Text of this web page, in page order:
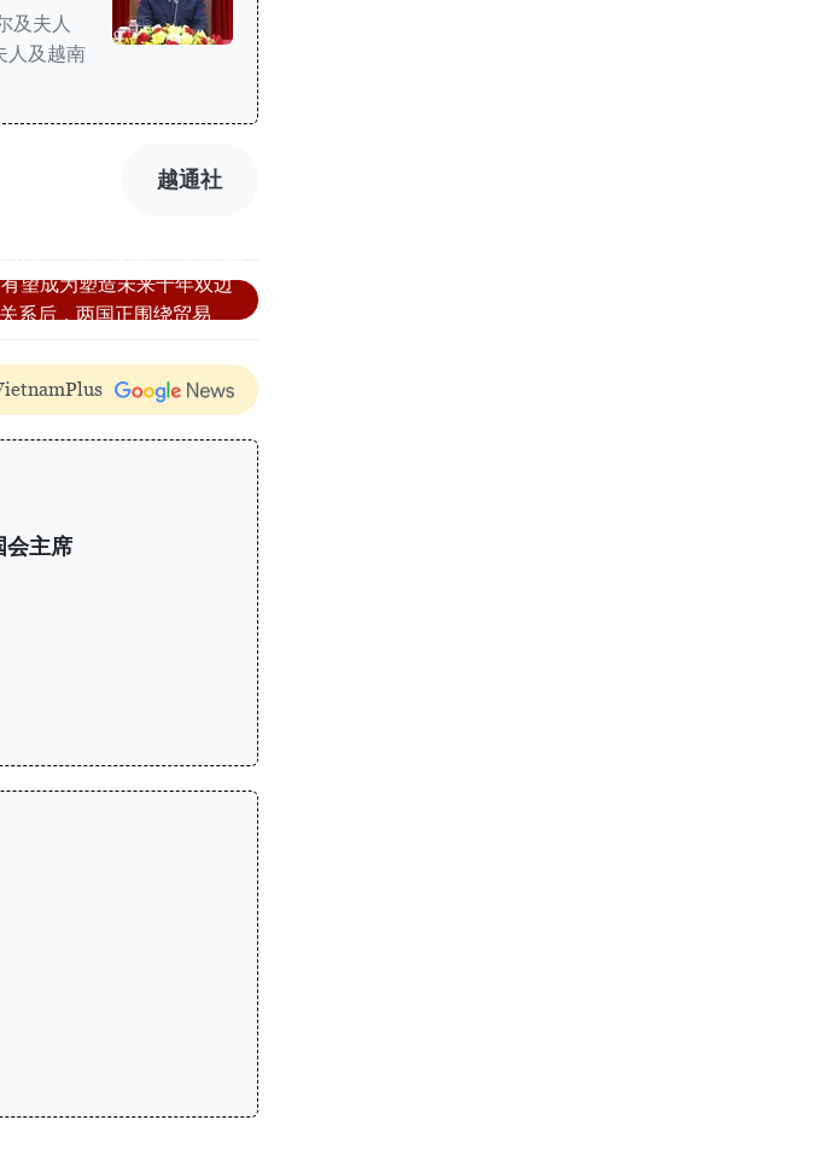
及夫人
人及越南
越通社
望成为塑造未来十年双边
系后，两国正围绕贸易、
会主席